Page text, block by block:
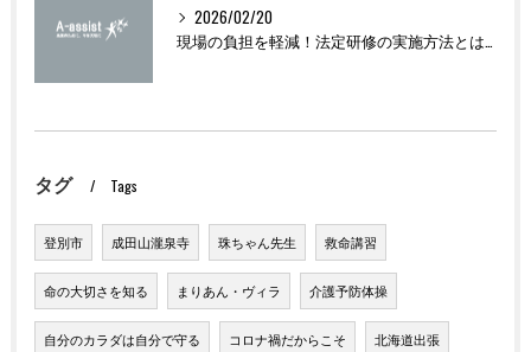
2026/02/20
現場の負担を軽減！法定研修の実施方法とは？
タグ Tags
登別市 成田山瀧泉寺 珠ちゃん先生 救命講習
命の大切さを知る まりあん・ヴィラ 介護予防体操
自分のカラダは自分で守る コロナ禍だからこそ 北海道出張